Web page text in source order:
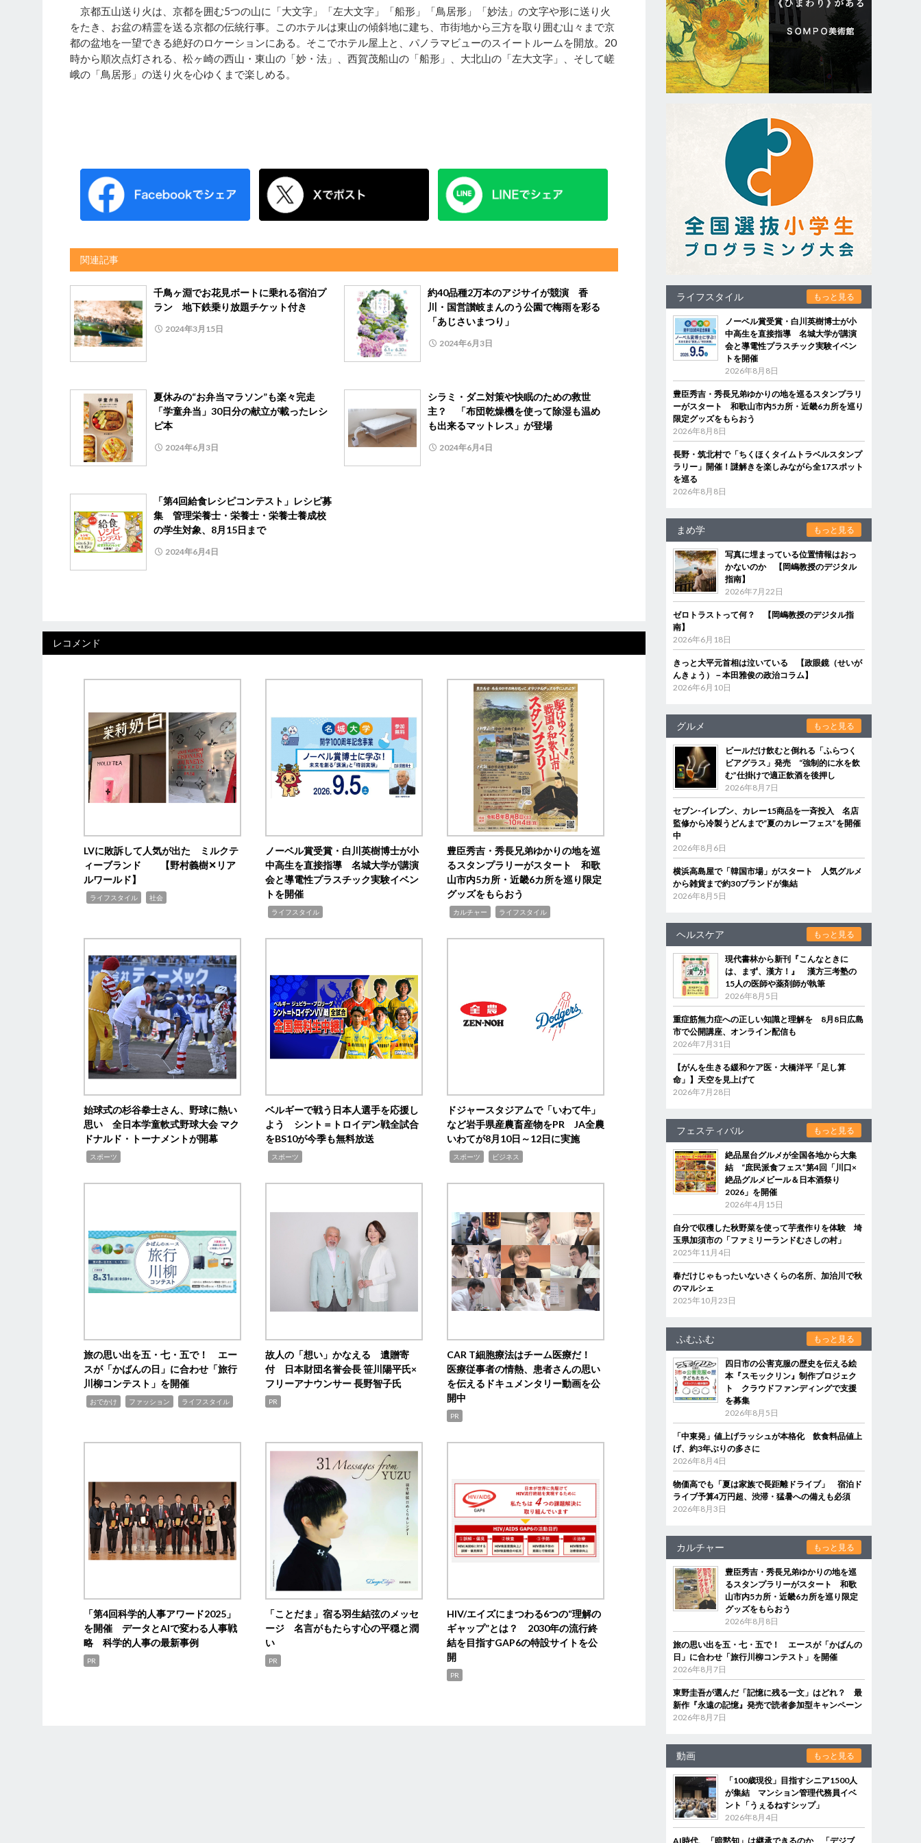
京都五山送り火は、京都を囲む5つの山に「大文字」「左大文字」「船形」「鳥居形」「妙法」の文字や形に送り火
をたき、お盆の精霊を送る京都の伝統行事。このホテルは東山の傾斜地に建ち、市街地から三方を取り囲む山々まで京
都の盆地を一望できる絶好のロケーションにある。そこでホテル屋上と、パノラマビューのスイートルームを開放。20
時から順次点灯される、松ヶ崎の西山・東山の「妙・法」、西賀茂船山の「船形」、大北山の「左大文字」、そして嵯
峨の「鳥居形」の送り火を心ゆくまで楽しめる。
関連記事
千鳥ヶ淵でお花見ボートに乗れる宿泊プ
ラン 地下鉄乗り放題チケット付き
2024年3月15日
約40品種2万本のアジサイが競演 香
川・国営讃岐まんのう公園で梅雨を彩る
「あじさいまつり」
2024年6月3日
夏休みの“お弁当マラソン”も楽々完走
「学童弁当」30日分の献立が載ったレシ
ピ本
2024年6月3日
シラミ・ダニ対策や快眠のための救世
主？ 「布団乾燥機を使って除湿も温め
も出来るマットレス」が登場
2024年6月4日
「第4回給食レシピコンテスト」レシピ募
集 管理栄養士・栄養士・栄養士養成校
の学生対象、8月15日まで
2024年6月4日
レコメンド
LVに敗訴して人気が出た ミルクテ
ィーブランド 【野村義樹✕リア
ルワールド】
ライフスタイル 社会
ノーベル賞受賞・白川英樹博士が小
中高生を直接指導 名城大学が講演
会と導電性プラスチック実験イベン
トを開催
ライフスタイル
豊臣秀吉・秀長兄弟ゆかりの地を巡
るスタンプラリーがスタート 和歌
山市内5カ所・近畿6カ所を巡り限定
グッズをもらおう
カルチャー ライフスタイル
始球式の杉谷拳士さん、野球に熱い
思い 全日本学童軟式野球大会 マク
ドナルド・トーナメントが開幕
スポーツ
ベルギーで戦う日本人選手を応援し
よう シント＝トロイデン戦全試合
をBS10が今季も無料放送
スポーツ
ドジャースタジアムで「いわて牛」
など岩手県産農畜産物をPR JA全農
いわてが8月10日～12日に実施
スポーツ ビジネス
旅の思い出を五・七・五で！ エー
スが「かばんの日」に合わせ「旅行
川柳コンテスト」を開催
おでかけ ファッション ライフスタイル
故人の「想い」かなえる 遺贈寄
付 日本財団名誉会長 笹川陽平氏×
フリーアナウンサー 長野智子氏
PR
CAR T細胞療法はチーム医療だ！
医療従事者の情熱、患者さんの思い
を伝えるドキュメンタリー動画を公
開中
PR
「第4回科学的人事アワード2025」
を開催 データとAIで変わる人事戦
略 科学的人事の最新事例
PR
「ことだま」宿る羽生結弦のメッセ
ージ 名言がもたらす心の平穏と潤
い
PR
HIV/エイズにまつわる6つの“理解の
ギャップ”とは？ 2030年の流行終
結を目指すGAP6の特設サイトを公
開
PR
ライフスタイル もっと見る
ノーベル賞受賞・白川英樹博士が小
中高生を直接指導 名城大学が講演
会と導電性プラスチック実験イベン
トを開催
2026年8月8日
豊臣秀吉・秀長兄弟ゆかりの地を巡るスタンプラリ
ーがスタート 和歌山市内5カ所・近畿6カ所を巡り
限定グッズをもらおう
2026年8月8日
長野・筑北村で「ちくほくタイムトラベルスタンプ
ラリー」開催！謎解きを楽しみながら全17スポット
を巡る
2026年8月8日
まめ学 もっと見る
写真に埋まっている位置情報はおっ
かないのか 【岡嶋教授のデジタル
指南】
2026年7月22日
ゼロトラストって何？ 【岡嶋教授のデジタル指
南】
2026年6月18日
きっと大平元首相は泣いている 【政眼鏡（せいが
んきょう）－本田雅俊の政治コラム】
2026年6月10日
グルメ もっと見る
ビールだけ飲むと倒れる「ふらつく
ビアグラス」発売 “強制的に水を飲
む”仕掛けで適正飲酒を後押し
2026年8月7日
セブン‐イレブン、カレー15商品を一斉投入 名店
監修から冷製うどんまで“夏のカレーフェス”を開催
中
2026年8月6日
横浜高島屋で「韓国市場」がスタート 人気グルメ
から雑貨まで約30ブランドが集結
2026年8月5日
ヘルスケア もっと見る
現代書林から新刊『こんなときに
は、まず、漢方！』 漢方三考塾の
15人の医師や薬剤師が執筆
2026年8月5日
重症筋無力症への正しい知識と理解を 8月8日広島
市で公開講座、オンライン配信も
2026年7月31日
【がんを生きる緩和ケア医・大橋洋平「足し算
命」】天空を見上げて
2026年7月28日
フェスティバル もっと見る
絶品屋台グルメが全国各地から大集
結 “庶民派食フェス”第4回「川口×
絶品グルメビール＆日本酒祭り
2026」を開催
2026年4月15日
自分で収穫した秋野菜を使って芋煮作りを体験 埼
玉県加須市の「ファミリーランドむさしの村」
2025年11月4日
春だけじゃもったいないさくらの名所、加治川で秋
のマルシェ
2025年10月23日
ふむふむ もっと見る
四日市の公害克服の歴史を伝える絵
本『スモックリン』制作プロジェク
ト クラウドファンディングで支援
を募集
2026年8月5日
「中東発」値上げラッシュが本格化 飲食料品値上
げ、約3年ぶりの多さに
2026年8月4日
物価高でも「夏は家族で長距離ドライブ」 宿泊ド
ライブ予算4万円超、渋滞・猛暑への備えも必須
2026年8月3日
カルチャー もっと見る
豊臣秀吉・秀長兄弟ゆかりの地を巡
るスタンプラリーがスタート 和歌
山市内5カ所・近畿6カ所を巡り限定
グッズをもらおう
2026年8月8日
旅の思い出を五・七・五で！ エースが「かばんの
日」に合わせ「旅行川柳コンテスト」を開催
2026年8月7日
東野圭吾が選んだ「記憶に残る一文」はどれ？ 最
新作『永遠の記憶』発売で読者参加型キャンペーン
2026年8月7日
動画 もっと見る
「100歳現役」目指すシニア1500人
が集結 マンション管理代務員イベ
ント「うぇるねすシップ」
2026年8月4日
AI時代、「暗黙知」は継承できるのか 「デジブ